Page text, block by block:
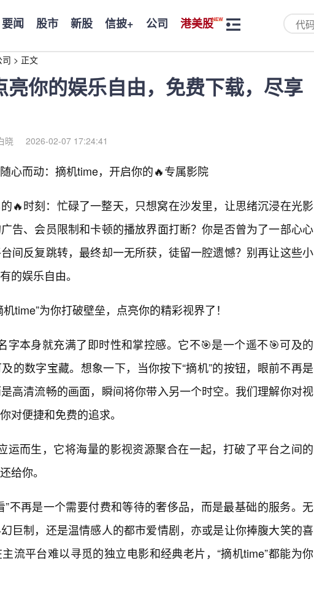
要闻 股市 新股 信披+ 公司 港美股
司 > 正文
你的娱乐自由，免费下载，尽享
晓 2026-02-07 17:24:41
心而动：摘机time，开启你的🔥专属影院
🔥时刻：忙碌了一整天，只想窝在沙发里，让思绪沉浸在光影
告、会员限制和卡顿的播放界面打断？你是否曾为了一部心心
间反复跳转，最终却一无所获，徒留一腔遗憾？别再让这些小
的娱乐自由。
time”为你打破壁垒，点亮你的精彩视界了！
字本身就充满了即时性和掌控感。它不🎯是一个遥不🎯可及的
的数字宝藏。想象一下，当你按下“摘机”的按钮，眼前不再是
高清流畅的画面，瞬间将你带入另一个时空。我们理解你对视
对便捷和免费的追求。
运而生，它将海量的影视资源聚合在一起，打破了平台之间的
给你。
”不再是一个需要付费和等待的奢侈品，而是最基础的服务。无
巨制，还是温情感人的都市爱情剧，亦或是让你捧腹大笑的喜
流平台难以寻觅的独立电影和经典老片，“摘机time”都能为你